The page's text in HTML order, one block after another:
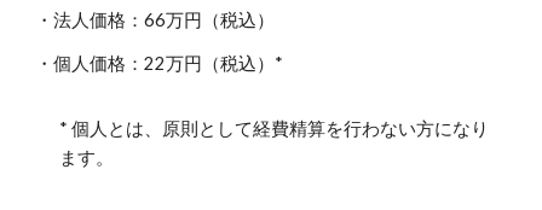
・法人価格：66万円（税込）
・個人価格：22万円（税込）*
* 個人とは、原則として経費精算を行わない方になり
ます。